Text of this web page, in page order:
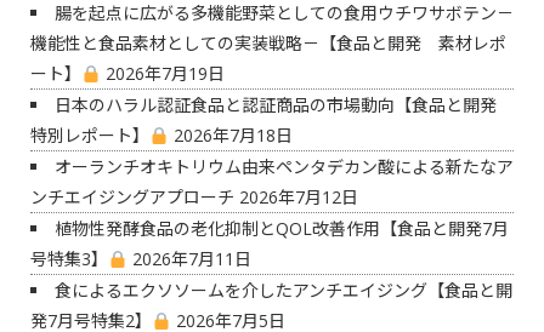
腸を起点に広がる多機能野菜としての食用ウチワサボテン－
機能性と食品素材としての実装戦略－【食品と開発 素材レポ
ート】
2026年7月19日
日本のハラル認証食品と認証商品の市場動向【食品と開発
特別レポート】
2026年7月18日
オーランチオキトリウム由来ペンタデカン酸による新たなア
ンチエイジングアプローチ 2026年7月12日
植物性発酵食品の老化抑制とQOL改善作用【食品と開発7月
号特集3】
2026年7月11日
食によるエクソソームを介したアンチエイジング【食品と開
発7月号特集2】
2026年7月5日